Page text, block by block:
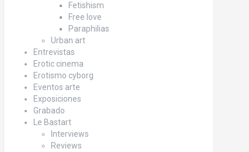
Fetishism
Free love
Paraphilias
Urban art
Entrevistas
Erotic cinema
Erotismo cyborg
Eventos arte
Exposiciones
Grabado
Le Bastart
Interviews
Reviews